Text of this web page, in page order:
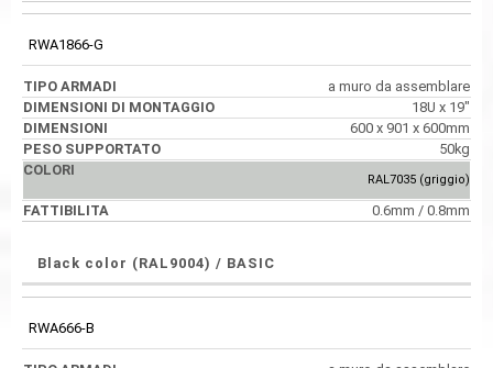
RWA1866-G
a muro da assemblare
18U x 19"
600 x 901 x 600mm
50kg
RAL7035 (griggio)
0.6mm / 0.8mm
Black color (RAL9004) / BASIC
RWA666-B